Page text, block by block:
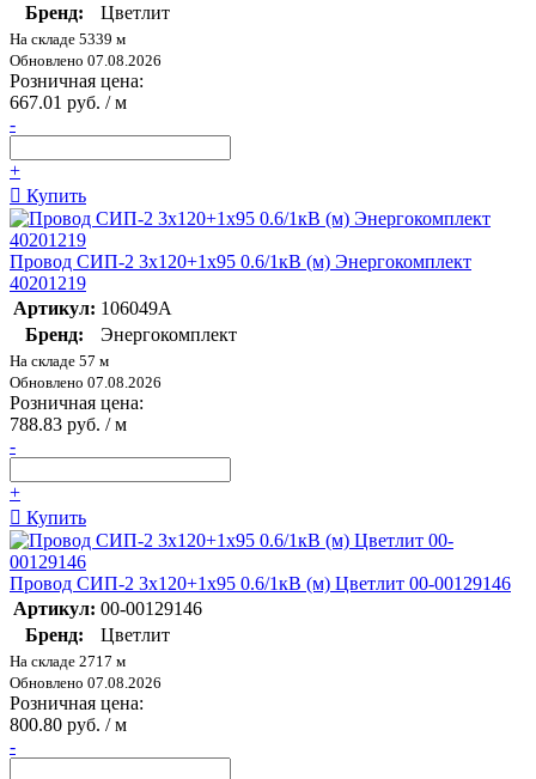
Бренд:
Цветлит
На складе 5339 м
Обновлено 07.08.2026
Розничная цена:
667.01 руб. / м
-
+
Купить
Провод СИП-2 3х120+1х95 0.6/1кВ (м) Энергокомплект
40201219
Артикул: 106049А
Бренд:
Энергокомплект
На складе 57 м
Обновлено 07.08.2026
Розничная цена:
788.83 руб. / м
-
+
Купить
Провод СИП-2 3х120+1х95 0.6/1кВ (м) Цветлит 00-00129146
Артикул: 00-00129146
Бренд:
Цветлит
На складе 2717 м
Обновлено 07.08.2026
Розничная цена:
800.80 руб. / м
-